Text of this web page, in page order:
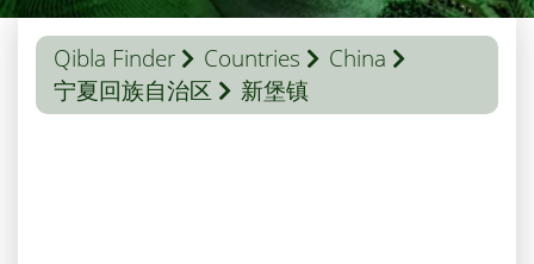
Qibla Finder Countries
China
宁夏回族自治区
新堡镇